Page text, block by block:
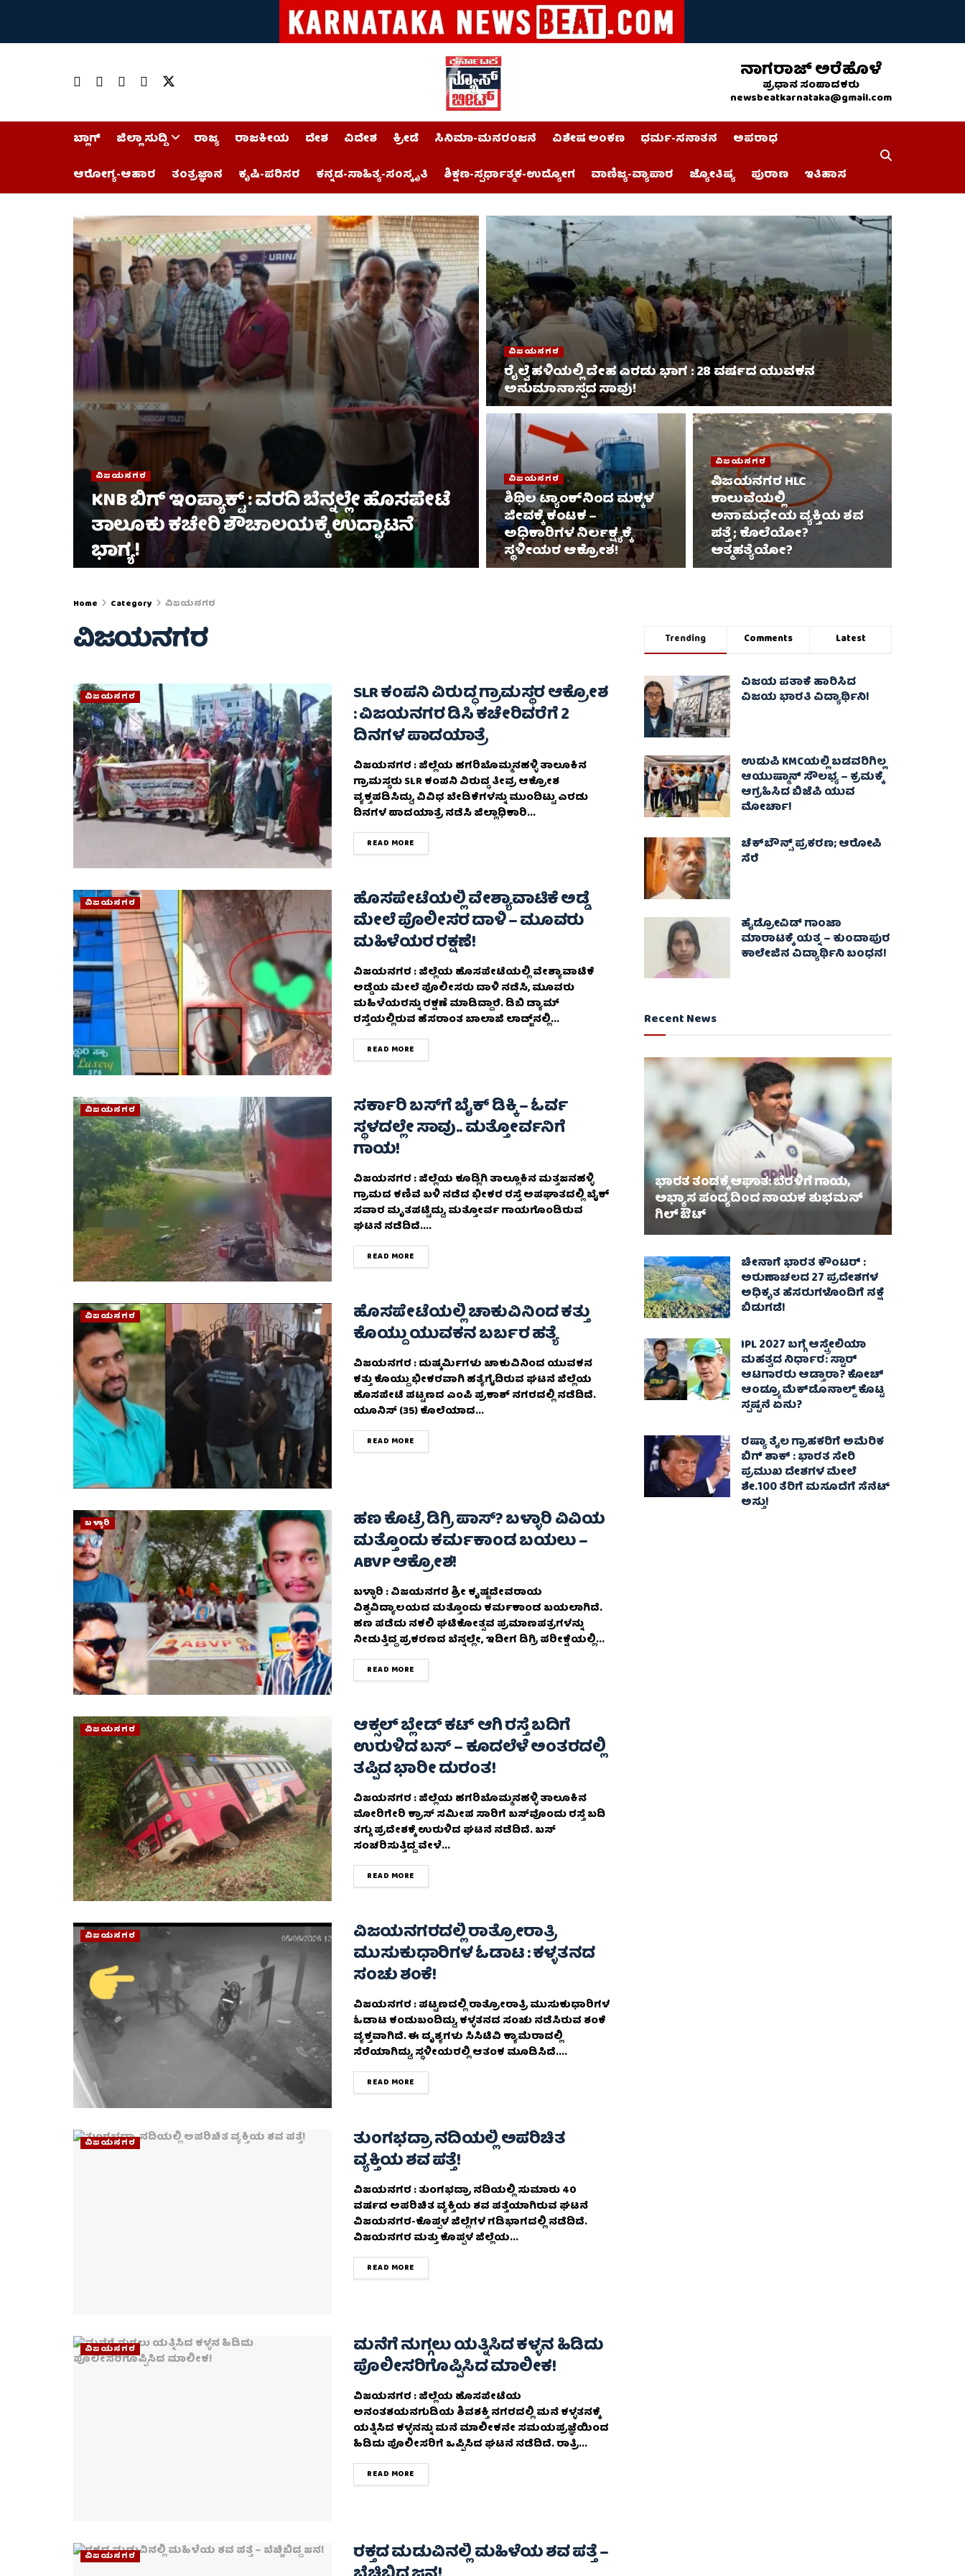
ನಾಗರಾಜ್ ಅರೆಹೊಳೆ
ಪ್ರಧಾನ ಸಂಪಾದಕರು
newsbeatkarnataka@gmail.com
ಬ್ಲಾಗ್ ಜಿಲ್ಲಾ ಸುದ್ದಿ ರಾಜ್ಯ ರಾಜಕೀಯ ದೇಶ ವಿದೇಶ ಕ್ರೀಡೆ ಸಿನಿಮಾ-ಮನರಂಜನೆ ವಿಶೇಷ ಅಂಕಣ ಧರ್ಮ-ಸನಾತನ
ಅಪರಾಧ
ಆರೋಗ್ಯ-ಆಹಾರ
ತಂತ್ರಜ್ಞಾನ ಕೃಷಿ-ಪರಿಸರ ಕನ್ನಡ-ಸಾಹಿತ್ಯ-ಸಂಸ್ಕೃತಿ ಶಿಕ್ಷಣ-ಸ್ಪರ್ಧಾತ್ಮಕ-ಉದ್ಯೋಗ ವಾಣಿಜ್ಯ-ವ್ಯಾಪಾರ ಜ್ಯೋತಿಷ್ಯ ಪುರಾಣ ಇತಿಹಾಸ
ವಿಜಯನಗರ
KNB ಬಿಗ್ ಇಂಪ್ಯಾಕ್ಟ್ : ವರದಿ ಬೆನ್ನಲ್ಲೇ ಹೊಸಪೇಟೆ
ತಾಲೂಕು ಕಚೇರಿ ಶೌಚಾಲಯಕ್ಕೆ ಉದ್ಘಾಟನೆ
ಭಾಗ್ಯ!
ವಿಜಯನಗರ
ರೈಲ್ವೆ ಹಳಿಯಲ್ಲಿ ದೇಹ ಎರಡು ಭಾಗ : 28 ವರ್ಷದ ಯುವಕನ
ಅನುಮಾನಾಸ್ಪದ ಸಾವು!
ವಿಜಯನಗರ
ಶಿಥಿಲ ಟ್ಯಾಂಕ್‌ನಿಂದ ಮಕ್ಕಳ
ಜೀವಕ್ಕೆ ಕಂಟಕ –
ಅಧಿಕಾರಿಗಳ ನಿರ್ಲಕ್ಷ್ಯಕ್ಕೆ
ಸ್ಥಳೀಯರ ಆಕ್ರೋಶ!
ವಿಜಯನಗರ
ವಿಜಯನಗರ HLC
ಕಾಲುವೆಯಲ್ಲಿ
ಅನಾಮಧೇಯ ವ್ಯಕ್ತಿಯ ಶವ
ಪತ್ತೆ ; ಕೊಲೆಯೋ?
ಆತ್ಮಹತ್ಯೆಯೋ?
Home Category ವಿಜಯನಗರ
ವಿಜಯನಗರ
ವಿಜಯನಗರ SLR ಕಂಪನಿ ವಿರುದ್ಧ ಗ್ರಾಮಸ್ಥರ ಆಕ್ರೋಶ
: ವಿಜಯನಗರ ಡಿಸಿ ಕಚೇರಿವರೆಗೆ 2
ದಿನಗಳ ಪಾದಯಾತ್ರೆ
ವಿಜಯನಗರ : ಜಿಲ್ಲೆಯ ಹಗರಿಬೊಮ್ಮನಹಳ್ಳಿ ತಾಲೂಕಿನ
ಗ್ರಾಮಸ್ಥರು SLR ಕಂಪನಿ ವಿರುದ್ಧ ತೀವ್ರ ಆಕ್ರೋಶ
ವ್ಯಕ್ತಪಡಿಸಿದ್ದು, ವಿವಿಧ ಬೇಡಿಕೆಗಳನ್ನು ಮುಂದಿಟ್ಟು ಎರಡು
ದಿನಗಳ ಪಾದಯಾತ್ರೆ ನಡೆಸಿ ಜಿಲ್ಲಾಧಿಕಾರಿ...
READ MORE
ವಿಜಯನಗರ ಹೊಸಪೇಟೆಯಲ್ಲಿ ವೇಶ್ಯಾವಾಟಿಕೆ ಅಡ್ಡೆ
ಮೇಲೆ ಪೊಲೀಸರ ದಾಳಿ – ಮೂವರು
ಮಹಿಳೆಯರ ರಕ್ಷಣೆ!
ವಿಜಯನಗರ : ಜಿಲ್ಲೆಯ ಹೊಸಪೇಟೆಯಲ್ಲಿ ವೇಶ್ಯಾವಾಟಿಕೆ
ಅಡ್ಡೆಯ ಮೇಲೆ ಪೊಲೀಸರು ದಾಳಿ ನಡೆಸಿ, ಮೂವರು
ಮಹಿಳೆಯರನ್ನು ರಕ್ಷಣೆ ಮಾಡಿದ್ದಾರೆ. ಡಿಬಿ ಡ್ಯಾಮ್
ರಸ್ತೆಯಲ್ಲಿರುವ ಹೆಸರಾಂತ ಬಾಲಾಜಿ ಲಾಡ್ಜ್‌ನಲ್ಲಿ...
READ MORE
ವಿಜಯನಗರ ಸರ್ಕಾರಿ ಬಸ್‌ಗೆ ಬೈಕ್‌ ಡಿಕ್ಕಿ – ಓರ್ವ
ಸ್ಥಳದಲ್ಲೇ ಸಾವು.. ಮತ್ತೋರ್ವನಿಗೆ
ಗಾಯ!
ವಿಜಯನಗರ : ಜಿಲ್ಲೆಯ ಕೂಡ್ಲಿಗಿ ತಾಲ್ಲೂಕಿನ ಮತ್ತಜನಹಳ್ಳಿ
ಗ್ರಾಮದ ಕಣಿವೆ ಬಳಿ ನಡೆದ ಭೀಕರ ರಸ್ತೆ ಅಪಘಾತದಲ್ಲಿ ಬೈಕ್
ಸವಾರ ಮೃತಪಟ್ಟಿದ್ದು, ಮತ್ತೋರ್ವ ಗಾಯಗೊಂಡಿರುವ
ಘಟನೆ ನಡೆದಿದೆ....
READ MORE
ವಿಜಯನಗರ ಹೊಸಪೇಟೆಯಲ್ಲಿ ಚಾಕುವಿನಿಂದ ಕತ್ತು
ಕೊಯ್ದು ಯುವಕನ ಬರ್ಬರ ಹತ್ಯೆ
ವಿಜಯನಗರ : ದುಷ್ಕರ್ಮಿಗಳು ಚಾಕುವಿನಿಂದ ಯುವಕನ
ಕತ್ತು ಕೊಯ್ದು ಭೀಕರವಾಗಿ ಹತ್ಯೆಗೈದಿರುವ ಘಟನೆ ಜಿಲ್ಲೆಯ
ಹೊಸಪೇಟೆ ಪಟ್ಟಣದ ಎಂಪಿ ಪ್ರಕಾಶ್ ನಗರದಲ್ಲಿ ನಡೆದಿದೆ.
ಯೂನಿಸ್ (35) ಕೊಲೆಯಾದ...
READ MORE
ಬಳ್ಳಾರಿ ಹಣ ಕೊಟ್ರೆ ಡಿಗ್ರಿ ಪಾಸ್? ಬಳ್ಳಾರಿ ವಿವಿಯ
ಮತ್ತೊಂದು ಕರ್ಮಕಾಂಡ ಬಯಲು –
ABVP ಆಕ್ರೋಶ!
ಬಳ್ಳಾರಿ : ವಿಜಯನಗರ ಶ್ರೀ ಕೃಷ್ಣದೇವರಾಯ
ವಿಶ್ವವಿದ್ಯಾಲಯದ ಮತ್ತೊಂದು ಕರ್ಮಕಾಂಡ ಬಯಲಾಗಿದೆ.
ಹಣ ಪಡೆದು ನಕಲಿ ಘಟಿಕೋತ್ಸವ ಪ್ರಮಾಣಪತ್ರಗಳನ್ನು
ನೀಡುತ್ತಿದ್ದ ಪ್ರಕರಣದ ಬೆನ್ನಲ್ಲೇ, ಇದೀಗ ಡಿಗ್ರಿ ಪರೀಕ್ಷೆಯಲ್ಲಿ...
READ MORE
ವಿಜಯನಗರ ಆಕ್ಸಲ್ ಬ್ಲೇಡ್ ಕಟ್ ಆಗಿ ರಸ್ತೆ ಬದಿಗೆ
ಉರುಳಿದ ಬಸ್ – ಕೂದಲೆಳೆ ಅಂತರದಲ್ಲಿ
ತಪ್ಪಿದ ಭಾರೀ ದುರಂತ!
ವಿಜಯನಗರ : ಜಿಲ್ಲೆಯ ಹಗರಿಬೊಮ್ಮನಹಳ್ಳಿ ತಾಲೂಕಿನ
ಮೋರಿಗೇರಿ ಕ್ರಾಸ್ ಸಮೀಪ ಸಾರಿಗೆ ಬಸ್‌ವೊಂದು ರಸ್ತೆ ಬದಿ
ತಗ್ಗು ಪ್ರದೇಶಕ್ಕೆ ಉರುಳಿದ ಘಟನೆ ನಡೆದಿದೆ. ಬಸ್
ಸಂಚರಿಸುತ್ತಿದ್ದ ವೇಳೆ...
READ MORE
ವಿಜಯನಗರ ವಿಜಯನಗರದಲ್ಲಿ ರಾತ್ರೋರಾತ್ರಿ
ಮುಸುಕುಧಾರಿಗಳ ಓಡಾಟ : ಕಳ್ಳತನದ
ಸಂಚು ಶಂಕೆ!
ವಿಜಯನಗರ : ಪಟ್ಟಣದಲ್ಲಿ ರಾತ್ರೋರಾತ್ರಿ ಮುಸುಕುಧಾರಿಗಳ
ಓಡಾಟ ಕಂಡುಬಂದಿದ್ದು, ಕಳ್ಳತನದ ಸಂಚು ನಡೆಸಿರುವ ಶಂಕೆ
ವ್ಯಕ್ತವಾಗಿದೆ. ಈ ದೃಶ್ಯಗಳು ಸಿಸಿಟಿವಿ ಕ್ಯಾಮೆರಾದಲ್ಲಿ
ಸೆರೆಯಾಗಿದ್ದು, ಸ್ಥಳೀಯರಲ್ಲಿ ಆತಂಕ ಮೂಡಿಸಿದೆ....
READ MORE
ವಿಜಯನಗರ ತುಂಗಭದ್ರಾ ನದಿಯಲ್ಲಿ ಅಪರಿಚಿತ
ವ್ಯಕ್ತಿಯ ಶವ ಪತ್ತೆ!
ವಿಜಯನಗರ : ತುಂಗಭದ್ರಾ ನದಿಯಲ್ಲಿ ಸುಮಾರು 40
ವರ್ಷದ ಅಪರಿಚಿತ ವ್ಯಕ್ತಿಯ ಶವ ಪತ್ತೆಯಾಗಿರುವ ಘಟನೆ
ವಿಜಯನಗರ-ಕೊಪ್ಪಳ ಜಿಲ್ಲೆಗಳ ಗಡಿಭಾಗದಲ್ಲಿ ನಡೆದಿದೆ.
ವಿಜಯನಗರ ಮತ್ತು ಕೊಪ್ಪಳ ಜಿಲ್ಲೆಯ...
READ MORE
ವಿಜಯನಗರ ಮನೆಗೆ ನುಗ್ಗಲು ಯತ್ನಿಸಿದ ಕಳ್ಳನ ಹಿಡಿದು
ಪೊಲೀಸರಿಗೊಪ್ಪಿಸಿದ ಮಾಲೀಕ!
ವಿಜಯನಗರ : ಜಿಲ್ಲೆಯ ಹೊಸಪೇಟೆಯ
ಅನಂತಶಯನಗುಡಿಯ ಶಿವಶಕ್ತಿ ನಗರದಲ್ಲಿ ಮನೆ ಕಳ್ಳತನಕ್ಕೆ
ಯತ್ನಿಸಿದ ಕಳ್ಳನನ್ನು ಮನೆ ಮಾಲೀಕನೇ ಸಮಯಪ್ರಜ್ಞೆಯಿಂದ
ಹಿಡಿದು ಪೊಲೀಸರಿಗೆ ಒಪ್ಪಿಸಿದ ಘಟನೆ ನಡೆದಿದೆ. ರಾತ್ರಿ...
READ MORE
ವಿಜಯನಗರ ರಕ್ತದ ಮಡುವಿನಲ್ಲಿ ಮಹಿಳೆಯ ಶವ ಪತ್ತೆ –
Trending Comments Latest
ವಿಜಯ ಪತಾಕೆ ಹಾರಿಸಿದ
ವಿಜಯ ಭಾರತಿ ವಿದ್ಯಾರ್ಥಿನಿ!
ಉಡುಪಿ KMCಯಲ್ಲಿ ಬಡವರಿಗಿಲ್ಲ
ಆಯುಷ್ಮಾನ್ ಸೌಲಭ್ಯ – ಕ್ರಮಕ್ಕೆ
ಆಗ್ರಹಿಸಿದ ಬಿಜೆಪಿ ಯುವ
ಮೋರ್ಚಾ!
ಚೆಕ್​ಬೌನ್ಸ್​ ಪ್ರಕರಣ; ಆರೋಪಿ
ಸೆರೆ
ಹೈಡ್ರೋವಿಡ್ ಗಾಂಜಾ
ಮಾರಾಟಕ್ಕೆ ಯತ್ನ – ಕುಂದಾಪುರ
ಕಾಲೇಜಿನ ವಿದ್ಯಾರ್ಥಿನಿ ಬಂಧನ!
Recent News
ಭಾರತ ತಂಡಕ್ಕೆ ಆಘಾತ: ಬೆರಳಿಗೆ ಗಾಯ,
ಅಭ್ಯಾಸ ಪಂದ್ಯದಿಂದ ನಾಯಕ ಶುಭಮನ್
ಗಿಲ್ ಔಟ್
ಚೀನಾಗೆ ಭಾರತ ಕೌಂಟರ್ :
ಅರುಣಾಚಲದ 27 ಪ್ರದೇಶಗಳ
ಅಧಿಕೃತ ಹೆಸರುಗಳೊಂದಿಗೆ ನಕ್ಷೆ
ಬಿಡುಗಡೆ!
IPL 2027 ಬಗ್ಗೆ ಆಸ್ಟ್ರೇಲಿಯಾ
ಮಹತ್ವದ ನಿರ್ಧಾರ: ಸ್ಟಾರ್
ಆಟಗಾರರು ಆಡ್ತಾರಾ? ಕೋಚ್
ಆಂಡ್ರ್ಯೂ ಮೆಕ್‌ಡೊನಾಲ್ಡ್ ಕೊಟ್ಟ
ಸ್ಪಷ್ಟನೆ ಏನು?
ರಷ್ಯಾ ತೈಲ ಗ್ರಾಹಕರಿಗೆ ಅಮೆರಿಕ
ಬಿಗ್ ಶಾಕ್ : ಭಾರತ ಸೇರಿ
ಪ್ರಮುಖ ದೇಶಗಳ ಮೇಲೆ
ಶೇ.100 ತೆರಿಗೆ ಮಸೂದೆಗೆ ಸೆನೆಟ್
ಅಸ್ತು!